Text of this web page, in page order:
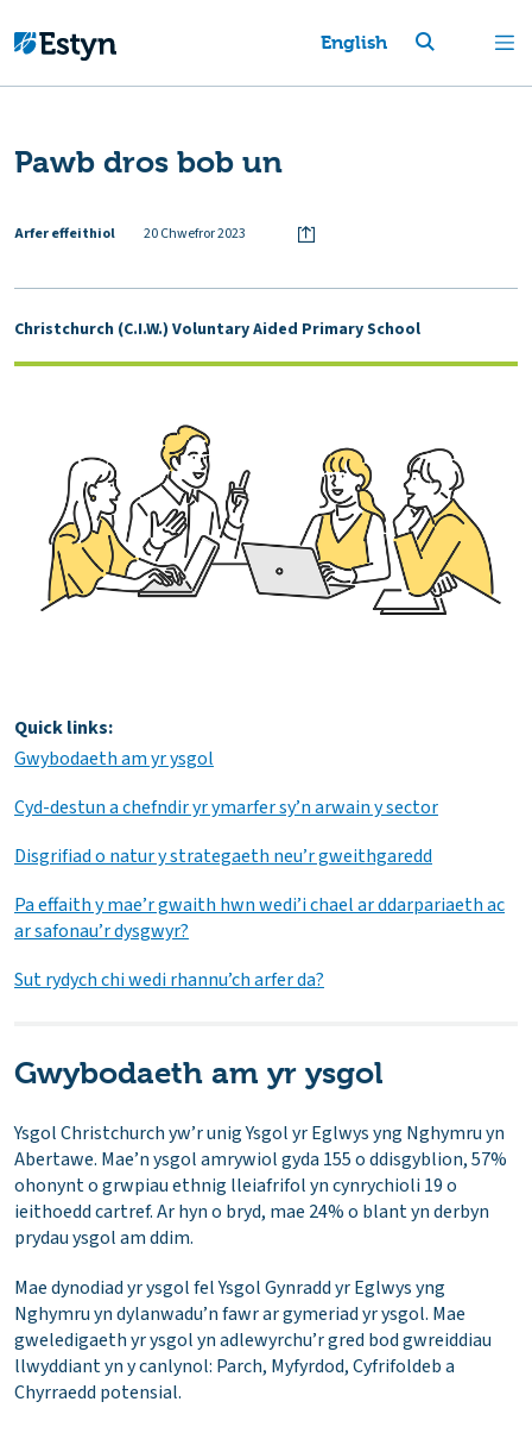
English
Pawb dros bob un
Arfer effeithiol 20 Chwefror 2023
Christchurch (C.I.W.) Voluntary Aided Primary School
Quick links:
Gwybodaeth am yr ysgol
Cyd-destun a chefndir yr ymarfer sy’n arwain y sector
Disgrifiad o natur y strategaeth neu’r gweithgaredd
Pa effaith y mae’r gwaith hwn wedi’i chael ar ddarpariaeth ac
ar safonau’r dysgwyr?
Sut rydych chi wedi rhannu’ch arfer da?
Gwybodaeth am yr ysgol
Ysgol Christchurch yw’r unig Ysgol yr Eglwys yng Nghymru yn
Abertawe. Mae’n ysgol amrywiol gyda 155 o ddisgyblion, 57%
ohonynt o grwpiau ethnig lleiafrifol yn cynrychioli 19 o
ieithoedd cartref. Ar hyn o bryd, mae 24% o blant yn derbyn
prydau ysgol am ddim.
Mae dynodiad yr ysgol fel Ysgol Gynradd yr Eglwys yng
Nghymru yn dylanwadu’n fawr ar gymeriad yr ysgol. Mae
gweledigaeth yr ysgol yn adlewyrchu’r gred bod gwreiddiau
llwyddiant yn y canlynol: Parch, Myfyrdod, Cyfrifoldeb a
Chyrraedd potensial.